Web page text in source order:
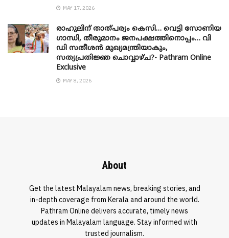
MAY 17, 2026
രാഹുലിന് താത്പര്യം കെസി… വെട്ടി സോണിയ
​ഗാന്ധി, തീരുമാനം ജനപക്ഷത്തിനൊപ്പം… വി
ഡി സതീശൻ മുഖ്യമന്ത്രിയാകും,
സത്യപ്രതിജ്ഞ ചൊവ്വാഴ്ച?- Pathram Online
Exclusive
MAY 8, 2026
About
Get the latest Malayalam news, breaking stories, and
in-depth coverage from Kerala and around the world.
Pathram Online delivers accurate, timely news
updates in Malayalam language. Stay informed with
trusted journalism.